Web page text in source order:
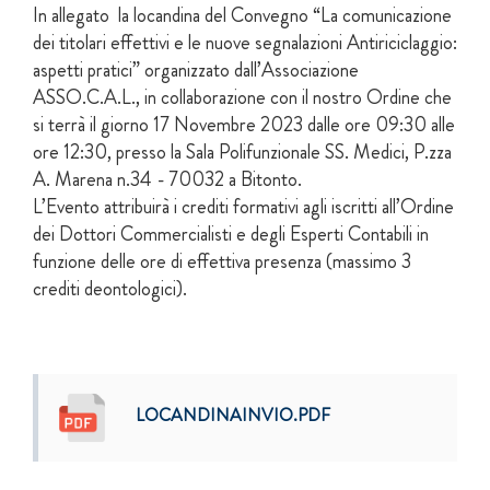
In allegato la locandina del Convegno “La comunicazione
dei titolari effettivi e le nuove segnalazioni Antiriciclaggio:
aspetti pratici”organizzato dall’Associazione
ASSO.C.A.L., in collaborazione con il nostro Ordine che
si terrà il giorno 17 Novembre 2023 dalle ore 09:30 alle
ore 12:30, presso la Sala Polifunzionale SS. Medici, P.zza
A. Marena n.34 - 70032 a Bitonto.
L’Evento attribuirà i crediti formativi agli iscritti all’Ordine
dei Dottori Commercialisti e degli Esperti Contabili in
funzione delle ore di effettiva presenza (massimo 3
crediti deontologici).
LOCANDINAINVIO.PDF